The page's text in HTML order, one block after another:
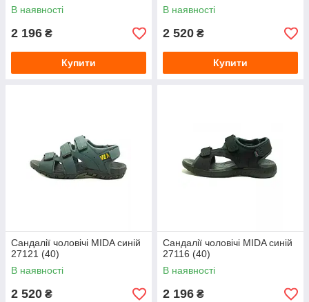
В наявності
2 196 ₴
Купити
В наявності
2 520 ₴
Купити
Сандалії чоловічі MIDA синій
27121 (40)
В наявності
2 520 ₴
Сандалії чоловічі MIDA синій
27116 (40)
В наявності
2 196 ₴